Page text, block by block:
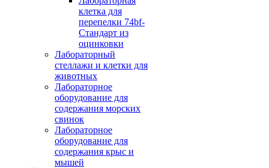
клетка для
перепелки 74bf-
Стандарт из
оцинковки
Лабораторный
стеллажи и клетки для
животных
Лабораторное
оборудование для
содержания морских
свинок
Лабораторное
оборудование для
содержания крыс и
мышей